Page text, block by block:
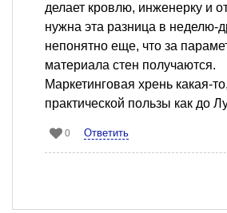
делает кровлю, инженерку и
нужна эта разница в неделю-
непонятно еще, что за
материала стен получаются.
Маркетинговая хрень какая-
практической пользы как до
0 Ответить